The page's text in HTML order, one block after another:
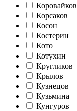
Коровайков
Корсаков
Косон
Костерин
Кото
Котухин
Кругликов
Крылов
Кузнецов
Кузьмина
Кунгуров